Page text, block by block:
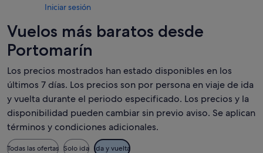
Iniciar sesión
Vuelos más baratos desde
Portomarín
Los precios mostrados han estado disponibles en los
últimos 7 días. Los precios son por persona en viaje de ida
y vuelta durante el periodo especificado. Los precios y la
disponibilidad pueden cambiar sin previo aviso. Se aplican
términos y condiciones adicionales.
Todas las ofertas Solo ida Ida y vuelta